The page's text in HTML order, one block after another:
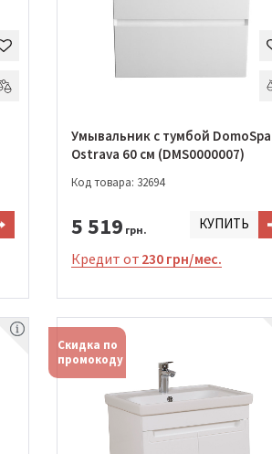
Умывальник с тумбой DomoSpa
Ostrava 60 см (DMS0000007)
Код товара: 32694
5 519 грн. КУПИТЬ
Кредит от 230 грн/мес.
Скидка по
промокоду